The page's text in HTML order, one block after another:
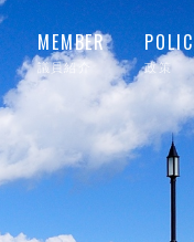
MEMBER
議員紹介 政策